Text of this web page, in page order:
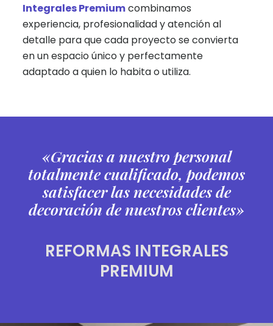
Integrales Premiumcombinamos
experiencia, profesionalidad y atención al
detalle para que cada proyecto se convierta
en un espacio único y perfectamente
adaptado a quien lo habita o utiliza.
«Gracias a nuestro personal
totalmente cualificado, podemos
satisfacer las necesidades de
decoración de nuestros clientes»
REFORMAS INTEGRALES
PREMIUM